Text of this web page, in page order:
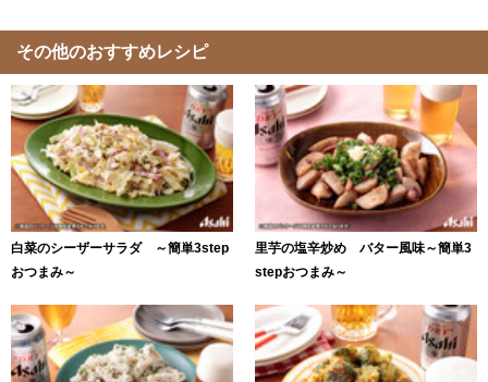
その他のおすすめレシピ
白菜のシーザーサラダ ～簡単3step
おつまみ～
里芋の塩辛炒め バター風味～簡単3
stepおつまみ～